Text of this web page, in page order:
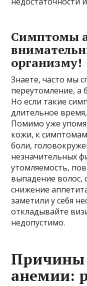
Симптомы
организму!
Знаете, часто мы
переутомление, а
Но если такие
длительное
Помимо уже
кожи, к
боли,
незначительных
утомляемость,
выпадение волос,
снижение
заметили у себя
откладывайте
недопустимо.
Причины
анемии: